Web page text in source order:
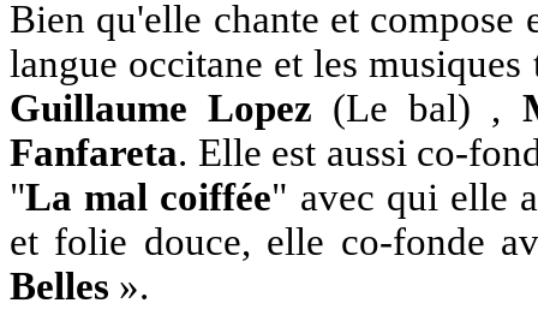
Bien qu'elle chante et
langue occitane et les
Guillaume Lopez (Le bal) ,
Fanfareta. Elle est aussi co-
"La mal coiffée" avec qui elle
et folie douce, elle co-fonde
Belles ».